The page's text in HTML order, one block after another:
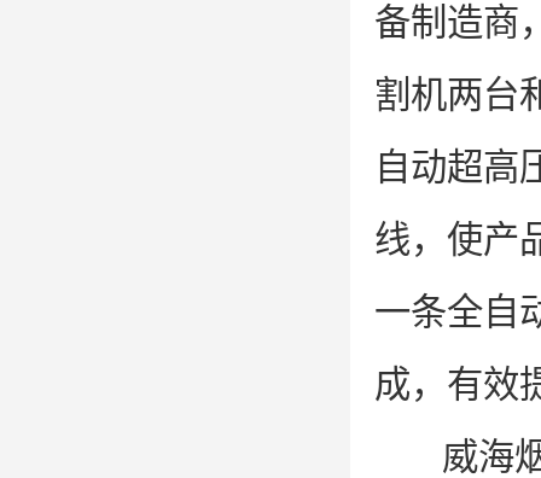
备制造商
割机两台
自动超高
线，使产
一条全自
成，有效
威海